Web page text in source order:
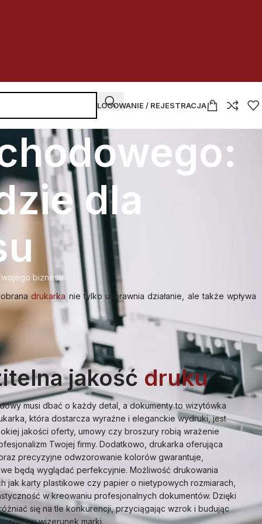
LOGOWANIE / REJESTRACJA
dla
biznesu
drukarka nie tylko usprawnia działanie, ale także wpływa
jakość druku
musi dbać o każdy detal, a dokumenty to wizytówka
która dostarcza wyraźne i eleganckie wydruki, jest
jakości oferty, umowy czy broszury robią wrażenie
Twojej firmy. Dodatkowo, drukarka oferująca
precyzyjne odwzorowanie kolorów gwarantuje,
będą wyglądać perfekcyjnie. Możliwość drukowania
jak karty plastikowe czy papier o nietypowych rozmiarach,
w kreowaniu profesjonalnych dokumentów. Dzięki
się na tle konkurencji, przyciągając wzrok i budując
solidny wizerunek marki.